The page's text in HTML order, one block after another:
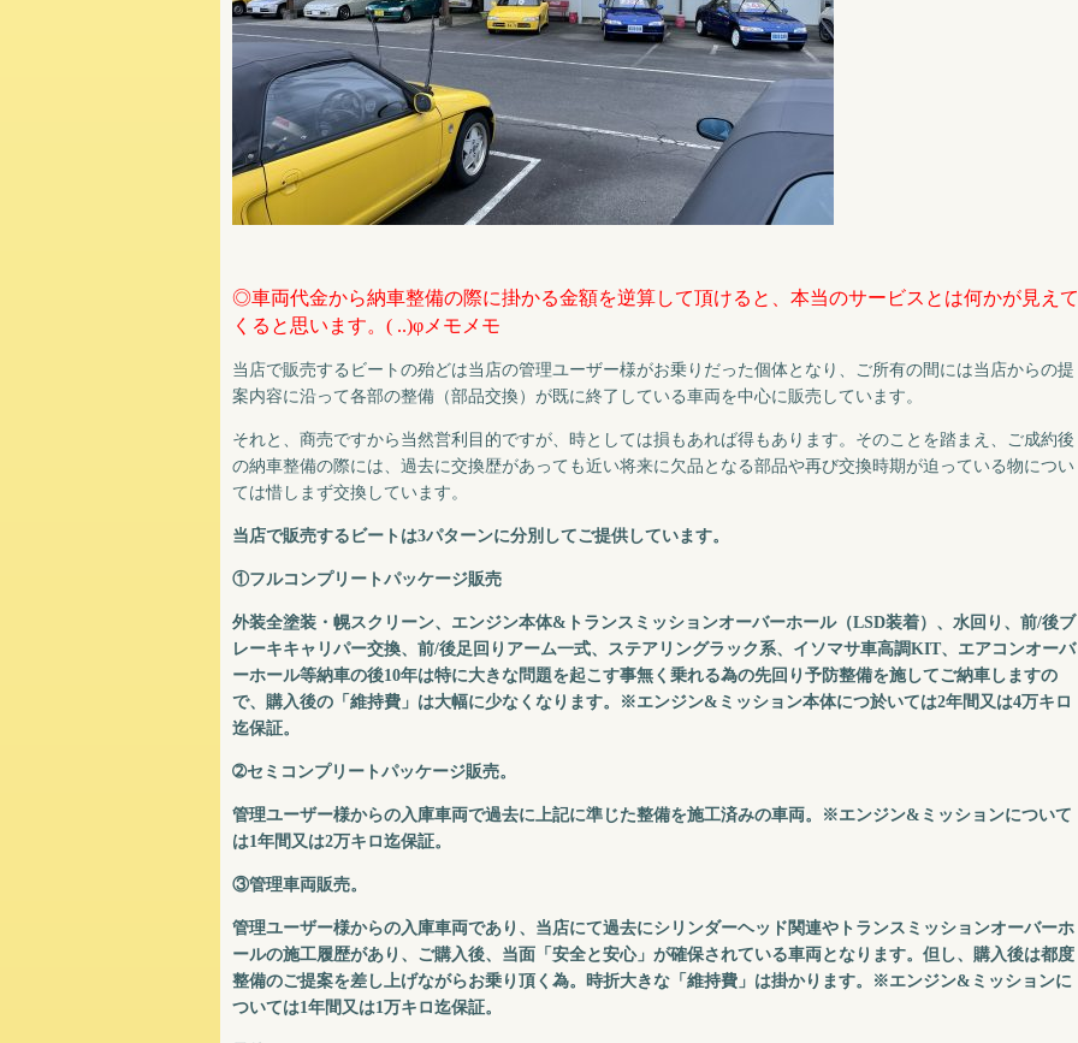
◎車両代金から納車整備の際に掛かる金額を逆算して頂けると、本当のサービスとは何かが見えて
くると思います。( ..)φメモメモ
当店で販売するビートの殆どは当店の管理ユーザー様がお乗りだった個体となり、ご所有の間には当店からの提
案内容に沿って各部の整備（部品交換）が既に終了している車両を中心に販売しています。
それと、商売ですから当然営利目的ですが、時としては損もあれば得もあります。そのことを踏まえ、ご成約後
の納車整備の際には、過去に交換歴があっても近い将来に欠品となる部品や再び交換時期が迫っている物につい
ては惜しまず交換しています。
当店で販売するビートは3パターンに分別してご提供しています。
①フルコンプリートパッケージ販売
外装全塗装・幌スクリーン、エンジン本体&トランスミッションオーバーホール（LSD装着）、水回り、前/後ブ
レーキキャリパー交換、前/後足回りアーム一式、ステアリングラック系、イソマサ車高調KIT、エアコンオーバ
ーホール等納車の後10年は特に大きな問題を起こす事無く乗れる為の先回り予防整備を施してご納車しますの
で、購入後の「維持費」は大幅に少なくなります。※エンジン&ミッション本体につ於いては2年間又は4万キロ
迄保証。
➁セミコンプリートパッケージ販売。
管理ユーザー様からの入庫車両で過去に上記に準じた整備を施工済みの車両。※エンジン&ミッションについて
は1年間又は2万キロ迄保証。
③管理車両販売。
管理ユーザー様からの入庫車両であり、当店にて過去にシリンダーヘッド関連やトランスミッションオーバーホ
ールの施工履歴があり、ご購入後、当面「安全と安心」が確保されている車両となります。但し、購入後は都度
整備のご提案を差し上げながらお乗り頂く為。時折大きな「 維持費」は掛かります。※エンジン&ミッションに
ついては1年間又は1万キロ迄保証。